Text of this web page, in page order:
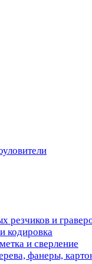
резчиков и
кодировка
и сверление
фанеры,